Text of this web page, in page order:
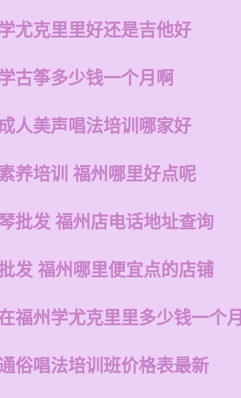
尤克里里好还是吉他好
古筝多少钱一个月啊
人美声唱法培训哪家好
养培训 福州哪里好点呢
批发 福州店电话地址查询
发 福州哪里便宜点的店铺
福州学尤克里里多少钱一个月
俗唱法培训班价格表最新